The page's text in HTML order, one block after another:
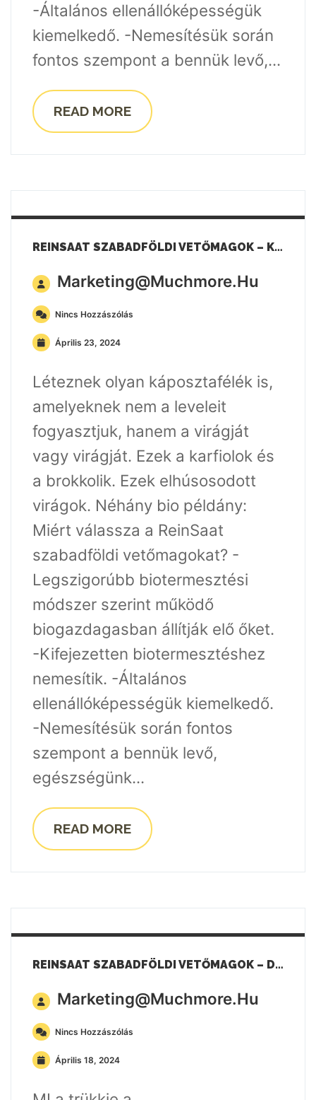
-Általános ellenállóképességük
kiemelkedő. -Nemesítésük során
fontos szempont a bennük levő,...
READ MORE
REINSAAT SZABADFÖLDI VETŐMAGOK – KARFIOL ÉS BROKKOLI
Marketing@muchmore.hu
Nincs Hozzászólás
Április 23, 2024
Léteznek olyan káposztafélék is,
amelyeknek nem a leveleit
fogyasztjuk, hanem a virágját
vagy virágját. Ezek a karfiolok és
a brokkolik. Ezek elhúsosodott
virágok. Néhány bio példány:
Miért válassza a ReinSaat
szabadföldi vetőmagokat? -
Legszigorúbb biotermesztési
módszer szerint működő
biogazdagasban állítják elő őket.
-Kifejezetten biotermesztéshez
nemesítik. -Általános
ellenállóképességük kiemelkedő.
-Nemesítésük során fontos
szempont a bennük levő,
egészségünk...
READ MORE
REINSAAT SZABADFÖLDI VETŐMAGOK – DINNYÉK
Marketing@muchmore.hu
Nincs Hozzászólás
Április 18, 2024